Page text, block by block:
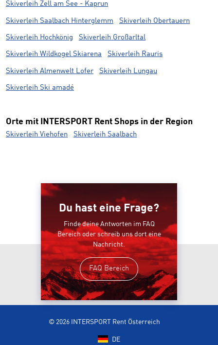
Skiverleih Zell am See - Kaprun
Skiverleih Saalbach Hinterglemm Skiverleih Obertauern
Skiverleih Hochkönig Skiverleih Großarltal
Skiverleih Wildkogel Skiarena Skiverleih Rauris
Skiverleih Almenwelt Lofer Skiverleih Lungau
Skiverleih Ski amadé
Orte mit INTERSPORT Rent Shops in der Region
Skiverleih Viehofen Skiverleih Saalbach
Du hast eine Frage?
Finde deine Antworten im FAQ
Bereich oder schreib uns dort eine
Nachricht.
FAQ Bereich
© 2026 INTERSPORT Rent Österreich
DE